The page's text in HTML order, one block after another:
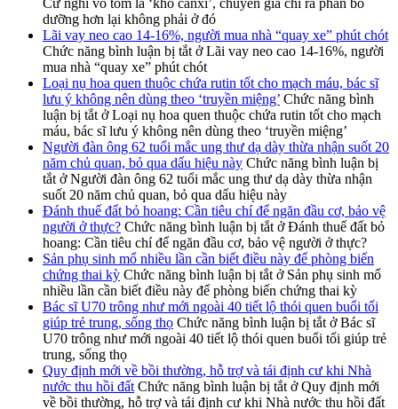
Cứ nghĩ vỏ tôm là ‘kho canxi’, chuyên gia chỉ ra phần bổ
dưỡng hơn lại không phải ở đó
Lãi vay neo cao 14-16%, người mua nhà “quay xe” phút chót
Chức năng bình luận bị tắt ở Lãi vay neo cao 14-16%, người
mua nhà “quay xe” phút chót
Loại nụ hoa quen thuộc chứa rutin tốt cho mạch máu, bác sĩ
lưu ý không nên dùng theo ‘truyền miệng’ Chức năng bình
luận bị tắt ở Loại nụ hoa quen thuộc chứa rutin tốt cho mạch
máu, bác sĩ lưu ý không nên dùng theo ‘truyền miệng’
Người đàn ông 62 tuổi mắc ung thư dạ dày thừa nhận suốt 20
năm chủ quan, bỏ qua dấu hiệu này Chức năng bình luận bị
tắt ở Người đàn ông 62 tuổi mắc ung thư dạ dày thừa nhận
suốt 20 năm chủ quan, bỏ qua dấu hiệu này
Đánh thuế đất bỏ hoang: Cần tiêu chí để ngăn đầu cơ, bảo vệ
người ở thực? Chức năng bình luận bị tắt ở Đánh thuế đất bỏ
hoang: Cần tiêu chí để ngăn đầu cơ, bảo vệ người ở thực?
Sản phụ sinh mổ nhiều lần cần biết điều này để phòng biến
chứng thai kỳ Chức năng bình luận bị tắt ở Sản phụ sinh mổ
nhiều lần cần biết điều này để phòng biến chứng thai kỳ
Bác sĩ U70 trông như mới ngoài 40 tiết lộ thói quen buổi tối
giúp trẻ trung, sống thọ Chức năng bình luận bị tắt ở Bác sĩ
U70 trông như mới ngoài 40 tiết lộ thói quen buổi tối giúp trẻ
trung, sống thọ
Quy định mới về bồi thường, hỗ trợ và tái định cư khi Nhà
nước thu hồi đất Chức năng bình luận bị tắt ở Quy định mới
về bồi thường, hỗ trợ và tái định cư khi Nhà nước thu hồi đất